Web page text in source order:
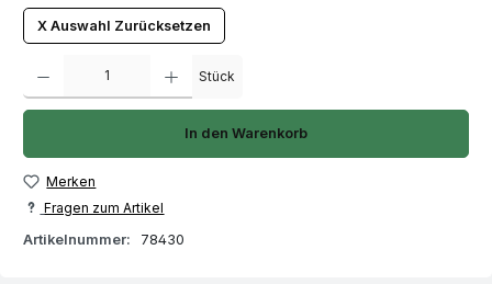
X Auswahl Zurücksetzen
Stück
In den Warenkorb
Merken
Fragen zum Artikel
Artikelnummer:
78430